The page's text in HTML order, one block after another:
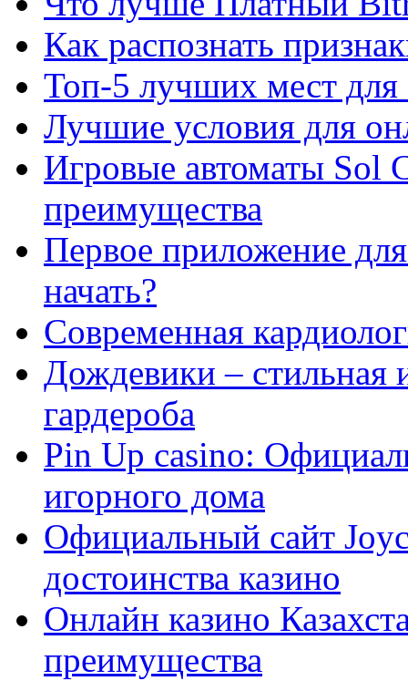
Как распознать
Топ-5 лучших мест для
Лучшие условия для
Игровые автоматы Sol
преимущества
Первое приложение
начать?
Современная
Дождевики – стильная
гардероба
Pin Up casino:
игорного дома
Официальный сайт
достоинства казино
Онлайн казино
преимущества